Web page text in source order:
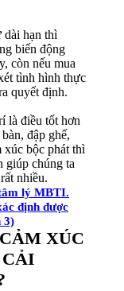
dài hạn thì
biến động
còn nếu mua
tình hình thực
quyết định.
là điều tốt hơn
đập ghế,
xúc bộc phát thì
giúp chúng ta
nhiều.
lý MBTI.
định được
3)
XÚC